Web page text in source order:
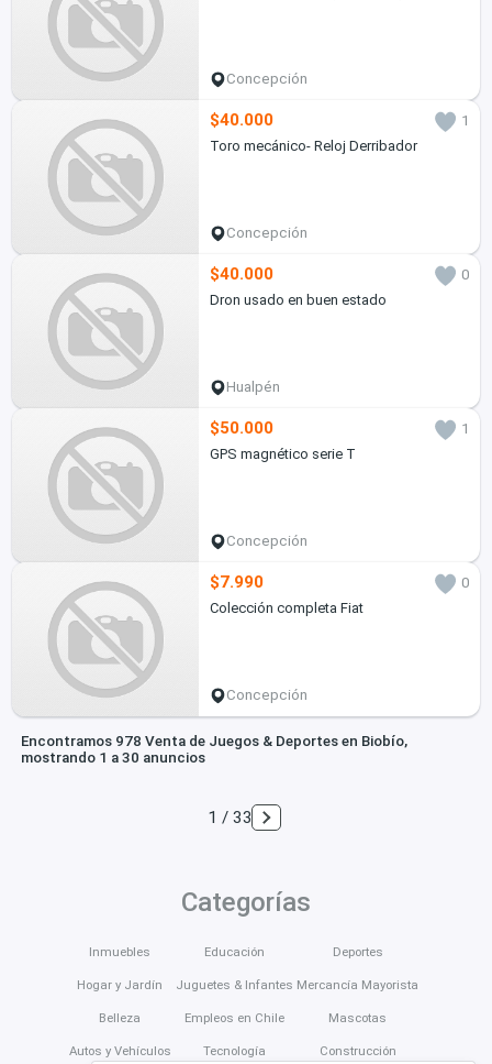
Concepción
$40.000
1
Toro mecánico- Reloj Derribador
Concepción
$40.000
0
Dron usado en buen estado
Hualpén
$50.000
1
GPS magnético serie T
Concepción
$7.990
0
Colección completa Fiat
Concepción
Encontramos 978 Venta de Juegos & Deportes en Biobío,
mostrando 1 a 30 anuncios
1 / 33
Categorías
Inmuebles
Hogar y Jardín
Belleza
Autos y Vehículos
Educación
Juguetes & Infantes
Empleos en Chile
Tecnología
Deportes
Mercancía Mayorista
Mascotas
Construcción